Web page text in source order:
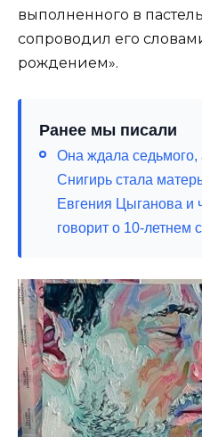
выполненного в
сопроводил его
рождением».
Ранее мы писали
Она ждала
Снигирь стала
Евгения Цыганова и
говорит о 10-летнем